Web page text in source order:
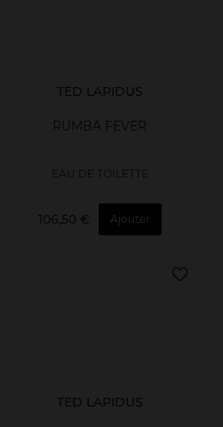
TED LAPIDUS
RUMBA FEVER
EAU DE TOILETTE
106,50 € Ajouter
TED LAPIDUS